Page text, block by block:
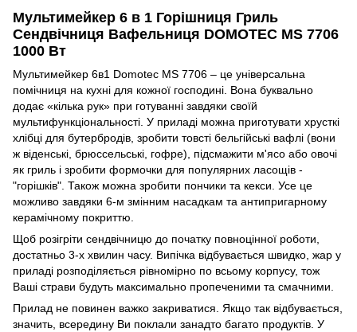
Мультимейкер 6 в 1 Горішниця Гриль
Сендвічниця Вафельниця DOMOTEC MS 7706
1000 Вт
Мультимейкер 6в1 Domotec MS 7706 – це універсальна
помічниця на кухні для кожної господині. Вона буквально
додає «кілька рук» при готуванні завдяки своїй
мультифункціональності. У приладі можна приготувати хрусткі
хлібці для бутербродів, зробити товсті бельгійські вафлі (вони
ж віденські, брюссельські, гофре), підсмажити м'ясо або овочі
як гриль і зробити формочки для популярних ласощів -
"горішків". Також можна зробити пончики та кекси. Усе це
можливо завдяки 6-м змінним насадкам та антипригарному
керамічному покриттю.
Щоб розігріти сендвічницю до початку повноцінної роботи,
достатньо 3-х хвилин часу. Випічка відбувається швидко, жар у
приладі розподіляється рівномірно по всьому корпусу, тож
Ваші страви будуть максимально пропеченими та смачними.
Прилад не повинен важко закриватися. Якщо так відбувається,
значить, всередину Ви поклали занадто багато продуктів. У